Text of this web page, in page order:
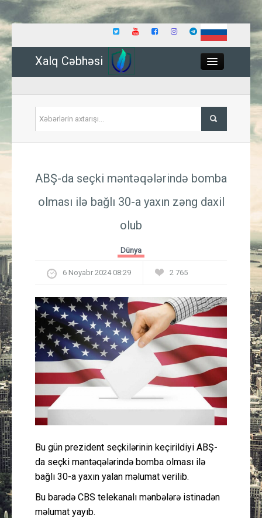
Xalq Cəbhəsi
İqtisadiyyat
Güney Azərbaycan
Mədəniyyət
Müsahibə
İdman
Gündəm
Cəmiyyət
ABŞ-da seçki məntəqələrində bomba
olması ilə bağlı 30-a yaxın zəng daxil
olub
Dünya
6 Noyabr 2024 08:29 2 765
Bu gün prezident seçkilərinin keçirildiyi ABŞ-
da seçki məntəqələrində bomba olması ilə
bağlı 30-a yaxın yalan məlumat verilib.
Bu barədə CBS telekanalı mənbələrə istinadən
məlumat yayıb.